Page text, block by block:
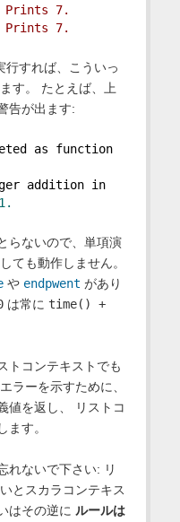
Prints 7.
Prints 7.
すれば、こういっ
す。 たとえば、上
告が出ます:
as function
addition in
1.
らないので、単項演
ても動作しません。
や endpwent があり
は常に time() +
トコンテキストでも
ラーを示すために、
値を返し、 リストコ
ます。
れないで下さい: リ
とスカラコンテキス
はその逆に ルールは